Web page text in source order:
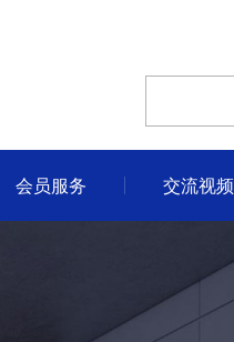
会员服务 交流视频